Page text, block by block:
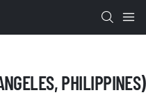
PHILIPPINES)